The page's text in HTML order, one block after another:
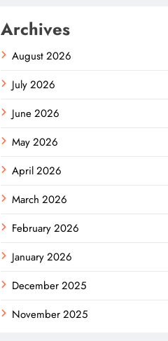
Archives
August 2026
July 2026
June 2026
May 2026
April 2026
March 2026
February 2026
January 2026
December 2025
November 2025